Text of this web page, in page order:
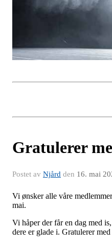
Gratulerer
Postet av Njård den 16. mai
Vi ønsker alle våre
mai.
Vi håper der får en dag med
dere er glade i. Gratulerer med